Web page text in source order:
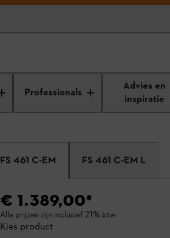
Professionals
Advies en
inspiratie
FS 461 C-EM FS 461 C-EM L
€ 1.389,00*
Alle prijzen zijn inclusief 21% btw.
Kies product